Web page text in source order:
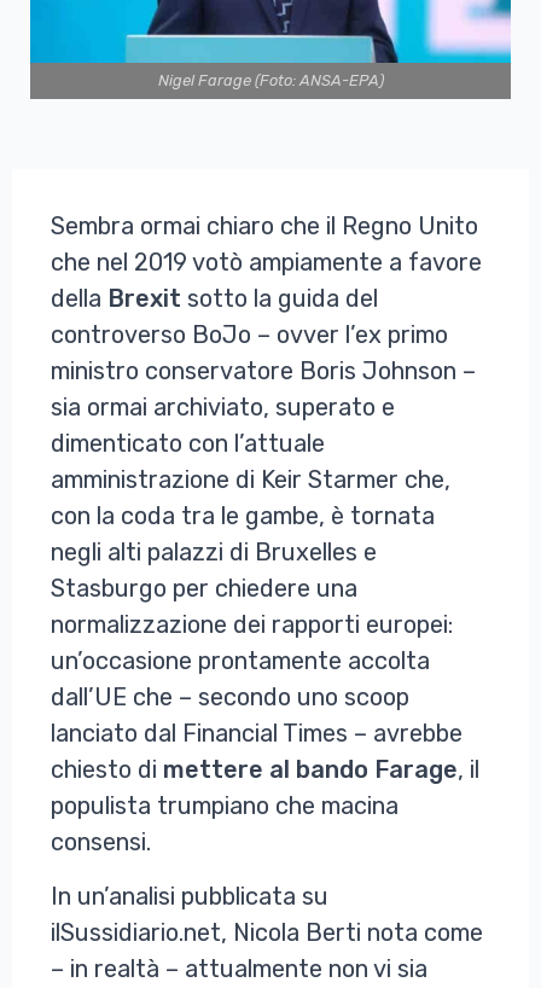
Nigel Farage (Foto: ANSA-EPA)
Sembra ormai chiaro che il Regno Unito
che nel 2019 votò ampiamente a favore
della Brexit sotto la guida del
controverso BoJo – ovver l’ex primo
ministro conservatore Boris Johnson –
sia ormai archiviato, superato e
dimenticato con l’attuale
amministrazione di Keir Starmer che,
con la coda tra le gambe, è tornata
negli alti palazzi di Bruxelles e
Stasburgo per chiedere una
normalizzazione dei rapporti europei:
un’occasione prontamente accolta
dall’UE che – secondo uno scoop
lanciato dal Financial Times – avrebbe
chiesto di mettere al bando Farage, il
populista trumpiano che macina
consensi.
In un’analisi pubblicata su
ilSussidiario.net, Nicola Berti nota come
– in realtà – attualmente non vi sia